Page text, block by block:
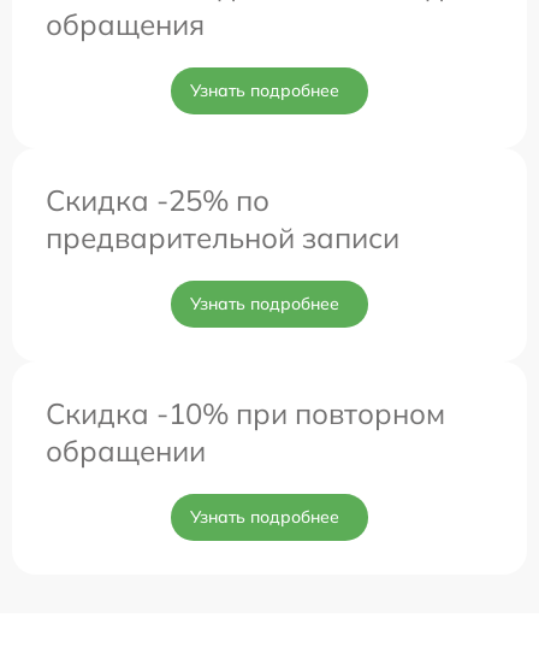
обращения
Узнать подробнее
Скидка -25% по
предварительной записи
Узнать подробнее
Скидка -10% при повторном
обращении
Узнать подробнее